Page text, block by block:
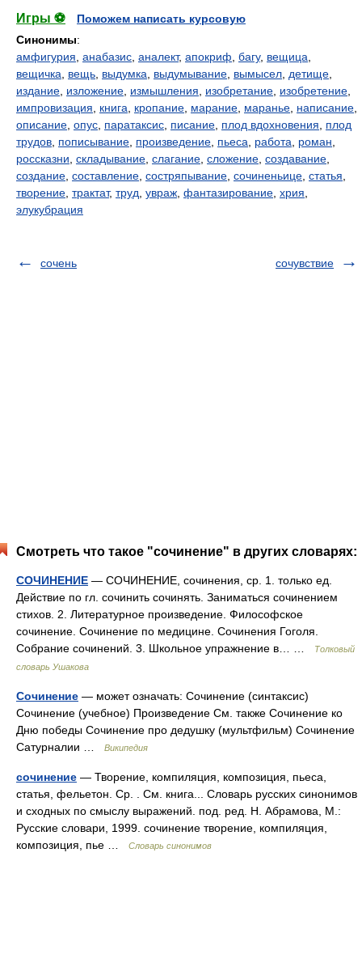
Игры ⚽
Поможем написать курсовую
Синонимы:
амфигурия, анабазис, аналект, апокриф, багу, вещица,
вещичка, вещь, выдумка, выдумывание, вымысел, детище,
издание, изложение, измышления, изобретание, изобретение,
импровизация, книга, кропание, марание, маранье, написание,
описание, опус, паратаксис, писание, плод вдохновения, плод
трудов, пописывание, произведение, пьеса, работа, роман,
россказни, складывание, слагание, сложение, создавание,
создание, составление, состряпывание, сочиненьице, статья,
творение, трактат, труд, увраж, фантазирование, хрия,
элукубрация
сочень сочувствие
Смотреть что такое "сочинение" в других словарях:
СОЧИНЕНИЕ — СОЧИНЕНИЕ, сочинения, ср. 1. только ед.
Действие по гл. сочинить сочинять. Заниматься сочинением
стихов. 2. Литературное произведение. Философское
сочинение. Сочинение по медицине. Сочинения Гоголя.
Собрание сочинений. 3. Школьное упражнение в… …
Толковый
словарь Ушакова
Сочинение — может означать: Сочинение (синтаксис)
Сочинение (учебное) Произведение См. также Сочинение ко
Дню победы Сочинение про дедушку (мультфильм) Сочинение
Сатурналии …
Википедия
сочинение — Творение, компиляция, композиция, пьеса,
статья, фельетон. Ср. . См. книга... Словарь русских синонимов
и сходных по смыслу выражений. под. ред. Н. Абрамова, М.:
Русские словари, 1999. сочинение творение, компиляция,
композиция, пье …
Словарь синонимов